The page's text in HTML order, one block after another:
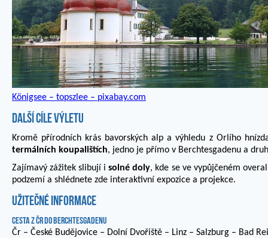
Königsee – topszlee – pixabay.com
Další cíle výletu
Kromě přírodních krás bavorských alp a výhledu z Orlího
termálních koupalištích, jedno je přímo v Berchtesgadenu a
Zajímavý zážitek slibují isolné doly, kde se ve vypůjčeném
podzemí a shlédnete zde interaktivní expozice a projekce.
Užitečné informace
Cesta z ČR do Berchtesgadenu
Čr – České Budějovice – Dolní Dvořiště – Linz – Salzburg – Bad